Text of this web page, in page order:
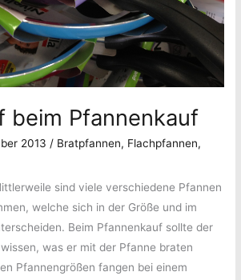
beim Pfannenkauf
2013/ Bratpfannen, Flachpfannen,
sind viele verschiedene Pfannen
welche sich in der Größe und im
Beim Pfannenkauf sollte der
was er mit der Pfanne braten
Pfannengrößen fangen bei einem